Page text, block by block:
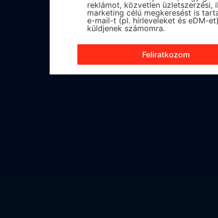
reklámot, közvetlen üzletszerzési,
marketing célú megkeresést is
e-mail-t (pl. hírleveleket és eDM-et)
küldjenek számomra.
Feliratkozom